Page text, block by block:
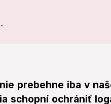
prebehne iba v
schopní ochrániť